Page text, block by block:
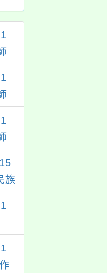
族
已
其
所
免
依
關